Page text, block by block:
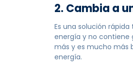
2. Cambia a
Es una solución
energía y no contiene
más y es mucho más
energía.